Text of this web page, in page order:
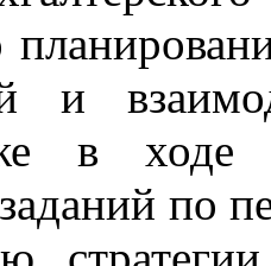
и
в ходе
по